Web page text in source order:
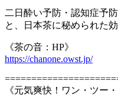
二日酔い予防・認知症予
と、日本茶に秘められた
《茶の音：HP》
https://chanone.owst.jp/
《元気爽快！ワン・ツー